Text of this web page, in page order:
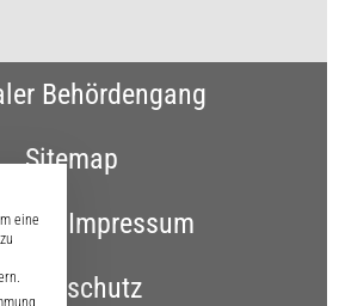
Behördengang
Sitemap
& Impressum
Datenschutz
eine